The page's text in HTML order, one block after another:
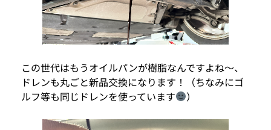
この世代はもうオイルパンが樹脂なんですよね〜、
ドレンも丸ごと新品交換になります！（ちなみにゴ
ルフ等も同じドレンを使っています
）